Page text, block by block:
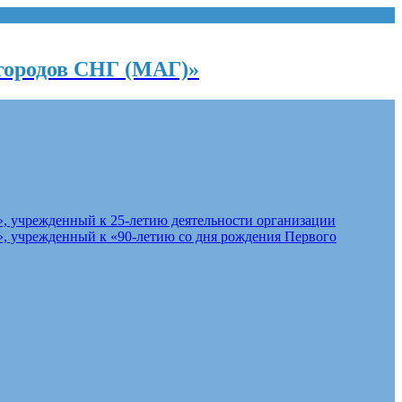
СНГ (МАГ)»
к 25-летию деятельности организации
к «90-летию со дня рождения Первого